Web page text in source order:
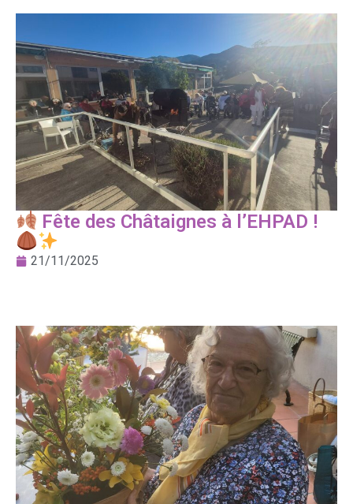
Fête des Châtaignes à l’EHPAD !
21/11/2025